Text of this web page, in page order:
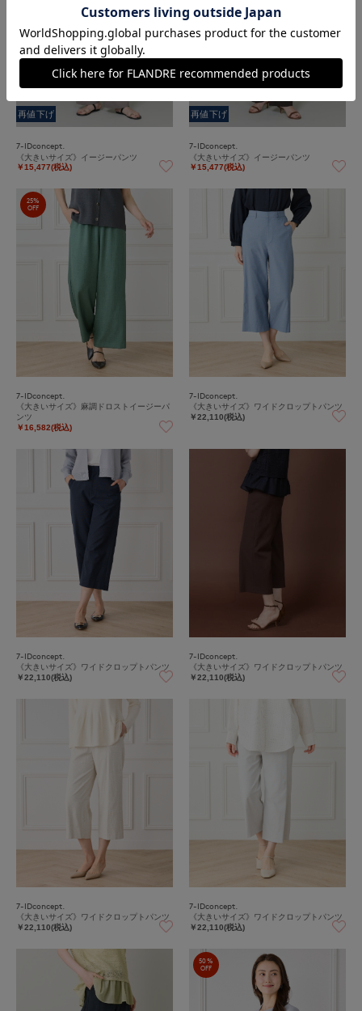
再値下げ
7-IDconcept.
《大きいサイズ》イージーパンツ
￥15,477(税込)
再値下げ
7-IDconcept.
《大きいサイズ》イージーパンツ
￥15,477(税込)
25%
OFF
7-IDconcept.
《大きいサイズ》麻調ドロストイージーパ
ンツ
￥16,582(税込)
7-IDconcept.
《大きいサイズ》ワイドクロップトパンツ
￥22,110(税込)
7-IDconcept.
《大きいサイズ》ワイドクロップトパンツ
￥22,110(税込)
7-IDconcept.
《大きいサイズ》ワイドクロップトパンツ
￥22,110(税込)
7-IDconcept.
《大きいサイズ》ワイドクロップトパンツ
￥22,110(税込)
7-IDconcept.
《大きいサイズ》ワイドクロップトパンツ
￥22,110(税込)
50%
OFF